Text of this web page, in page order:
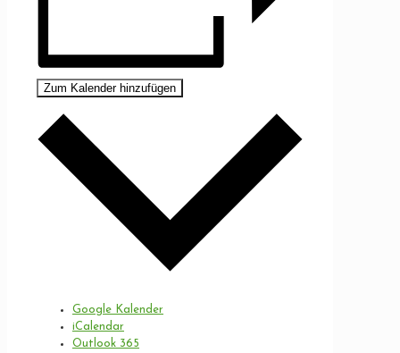
Zum Kalender hinzufügen
Google Kalender
iCalendar
Outlook 365